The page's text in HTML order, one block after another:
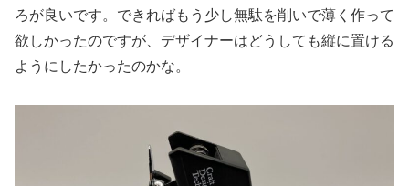
ろが良いです。できればもう少し無駄を削いで薄く作って
欲しかったのですが、デザイナーはどうしても縦に置ける
ようにしたかったのかな。